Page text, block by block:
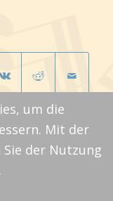
um die
Mit der
der Nutzung